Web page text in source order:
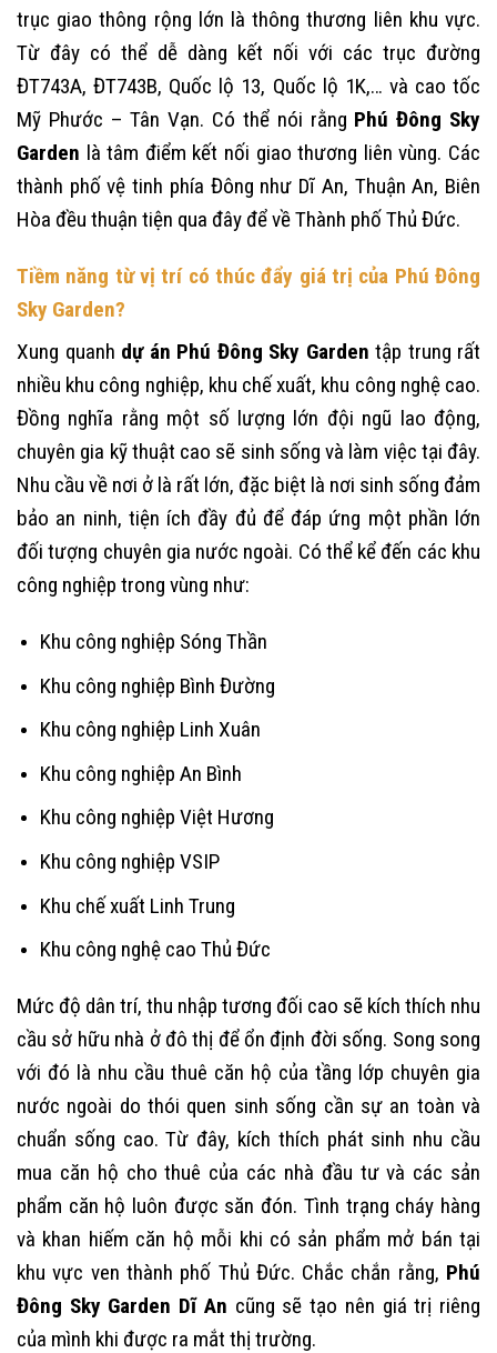
trục giao thông rộng lớn là thông thương liên khu vực.
Từ đây có thể dễ dàng kết nối với các trục đường
ĐT743A, ĐT743B, Quốc lộ 13, Quốc lộ 1K,… và cao tốc
Mỹ Phước – Tân Vạn. Có thể nói rằng Phú Đông Sky
Garden là tâm điểm kết nối giao thương liên vùng. Các
thành phố vệ tinh phía Đông như Dĩ An, Thuận An, Biên
Hòa đều thuận tiện qua đây để về Thành phố Thủ Đức.
Tiềm năng từ vị trí có thúc đẩy giá trị của Phú Đông
Sky Garden?
Xung quanh dự án Phú Đông Sky Garden tập trung rất
nhiều khu công nghiệp, khu chế xuất, khu công nghệ cao.
Đồng nghĩa rằng một số lượng lớn đội ngũ lao động,
chuyên gia kỹ thuật cao sẽ sinh sống và làm việc tại đây.
Nhu cầu về nơi ở là rất lớn, đặc biệt là nơi sinh sống đảm
bảo an ninh, tiện ích đầy đủ để đáp ứng một phần lớn
đối tượng chuyên gia nước ngoài. Có thể kể đến các khu
công nghiệp trong vùng như:
Khu công nghiệp Sóng Thần
Khu công nghiệp Bình Đường
Khu công nghiệp Linh Xuân
Khu công nghiệp An Bình
Khu công nghiệp Việt Hương
Khu công nghiệp VSIP
Khu chế xuất Linh Trung
Khu công nghệ cao Thủ Đức
Mức độ dân trí, thu nhập tương đối cao sẽ kích thích nhu
cầu sở hữu nhà ở đô thị để ổn định đời sống. Song song
với đó là nhu cầu thuê căn hộ của tầng lớp chuyên gia
nước ngoài do thói quen sinh sống cần sự an toàn và
chuẩn sống cao. Từ đây, kích thích phát sinh nhu cầu
mua căn hộ cho thuê của các nhà đầu tư và các sản
phẩm căn hộ luôn được săn đón. Tình trạng cháy hàng
và khan hiếm căn hộ mỗi khi có sản phẩm mở bán tại
khu vực ven thành phố Thủ Đức. Chắc chắn rằng, Phú
Đông Sky Garden Dĩ An cũng sẽ tạo nên giá trị riêng
của mình khi được ra mắt thị trường.